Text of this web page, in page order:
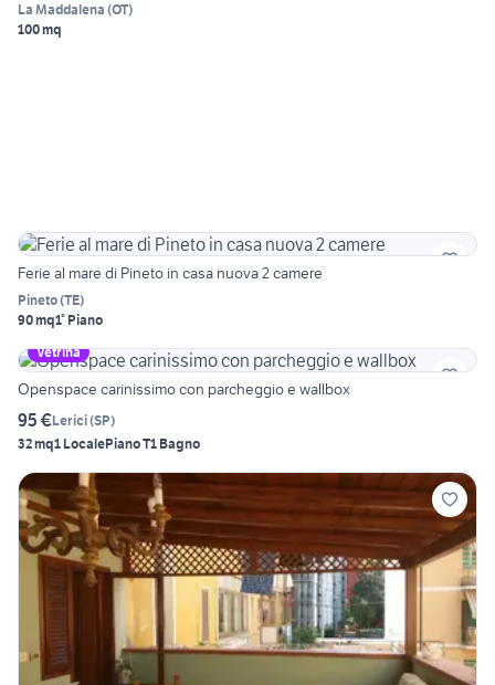
La Maddalena (OT)
100 mq
Ferie al mare di Pineto in casa nuova 2 camere
Pineto(TE)
90 mq1° Piano
Vetrina
Openspace carinissimo con parcheggio e wallbox
95 €Lerici(SP)
32 mq1 LocalePiano T1 Bagno